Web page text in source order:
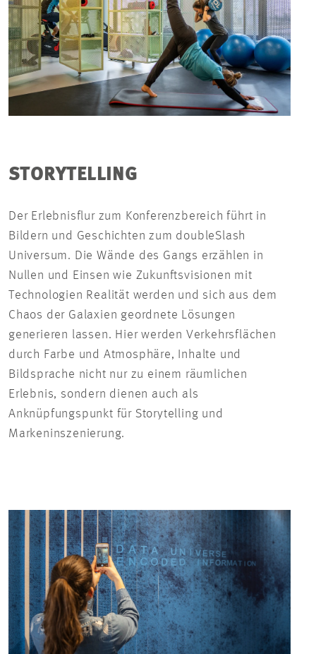
STORYTELLING
Der Erlebnisflur zum Konferenzbereich führt in
Bildern und Geschichten zum doubleSlash
Universum. Die Wände des Gangs erzählen in
Nullen und Einsen wie Zukunftsvisionen mit
Technologien Realität werden und sich aus dem
Chaos der Galaxien geordnete Lösungen
generieren lassen. Hier werden Verkehrsflächen
durch Farbe und Atmosphäre, Inhalte und
Bildsprache nicht nur zu einem räumlichen
Erlebnis, sondern dienen auch als
Anknüpfungspunkt für Storytelling und
Markeninszenierung.